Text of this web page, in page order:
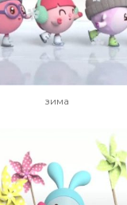
зима